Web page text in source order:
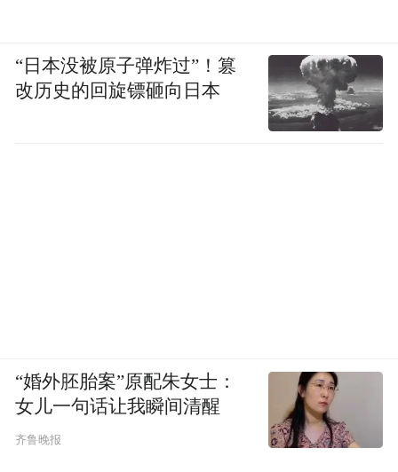
“日本没被原子弹炸过”！篡
改历史的回旋镖砸向日本
“婚外胚胎案”原配朱女士：
女儿一句话让我瞬间清醒
齐鲁晚报